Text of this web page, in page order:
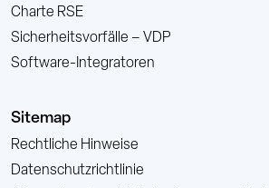
Charte RSE
Sicherheitsvorfälle – VDP
Software-Integratoren
Sitemap
Rechtliche Hinweise
Datenschutzrichtlinie